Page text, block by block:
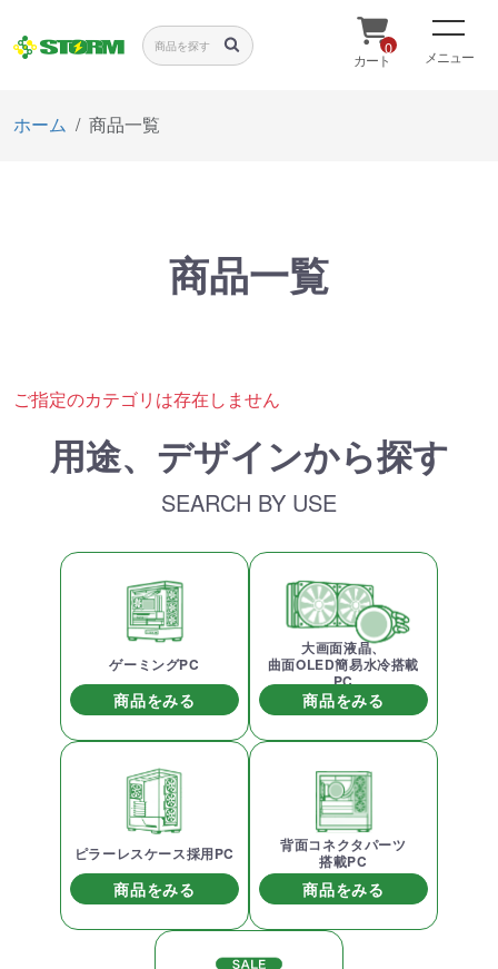
0
カート メニュー
ホーム 商品一覧
商品一覧
ご指定のカテゴリは存在しません
用途、デザインから探す
SEARCH BY USE
ゲーミングPC
商品をみる
大画面液晶、
曲面OLED簡易水冷搭載
PC
商品をみる
ピラーレスケース採用PC
商品をみる
背面コネクタパーツ
搭載PC
商品をみる